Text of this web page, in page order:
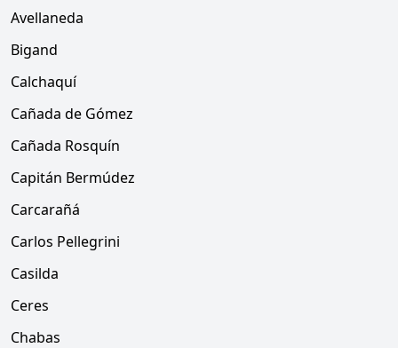
Avellaneda
Bigand
Calchaquí
Cañada de Gómez
Cañada Rosquín
Capitán Bermúdez
Carcarañá
Carlos Pellegrini
Casilda
Ceres
Chabas